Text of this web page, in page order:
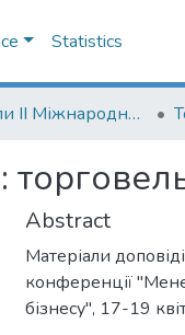
Statistics
Матеріали II Міжнародної науково-практичної конференції "Менеджмент та маркетинг як фактори розвитку бізнесу", 17-19 квітня 2024 р.
Abstract
Матеріали
конференції
бізнесу", 17-19